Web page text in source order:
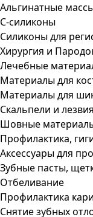
Альгинатные
С-силиконы
Силиконы для
Хирургия и
Лечебные
Материалы для
Материалы для
Скальпели и
Шовные
Профилактика,
Аксессуары для
Зубные пасты,
Отбеливание
Профилактика
Снятие зубных